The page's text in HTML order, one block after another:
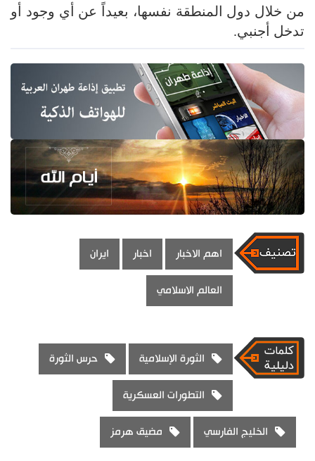
من خلال دول المنطقة نفسها، بعيداً عن أي وجود أو
تدخل أجنبي.
اهم الاخبار اخبار ايران
العالم الاسلامي
الثورة الإسلامية حرس الثورة
التطورات العسكرية
الخليج الفارسي مضيق هرمز